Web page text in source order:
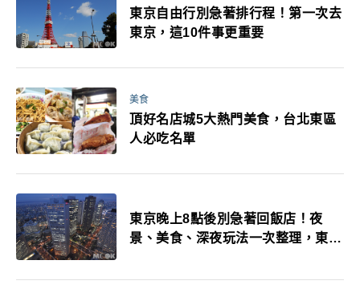
東京自由行別急著排行程！第一次去
東京，這10件事更重要
美食
頂好名店城5大熱門美食，台北東區
人必吃名單
東京晚上8點後別急著回飯店！夜
景、美食、深夜玩法一次整理，東京